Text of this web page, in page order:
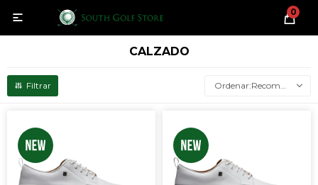
0

CALZADO
Recomendados